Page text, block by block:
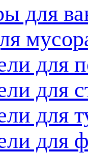
для
для
для
для
для